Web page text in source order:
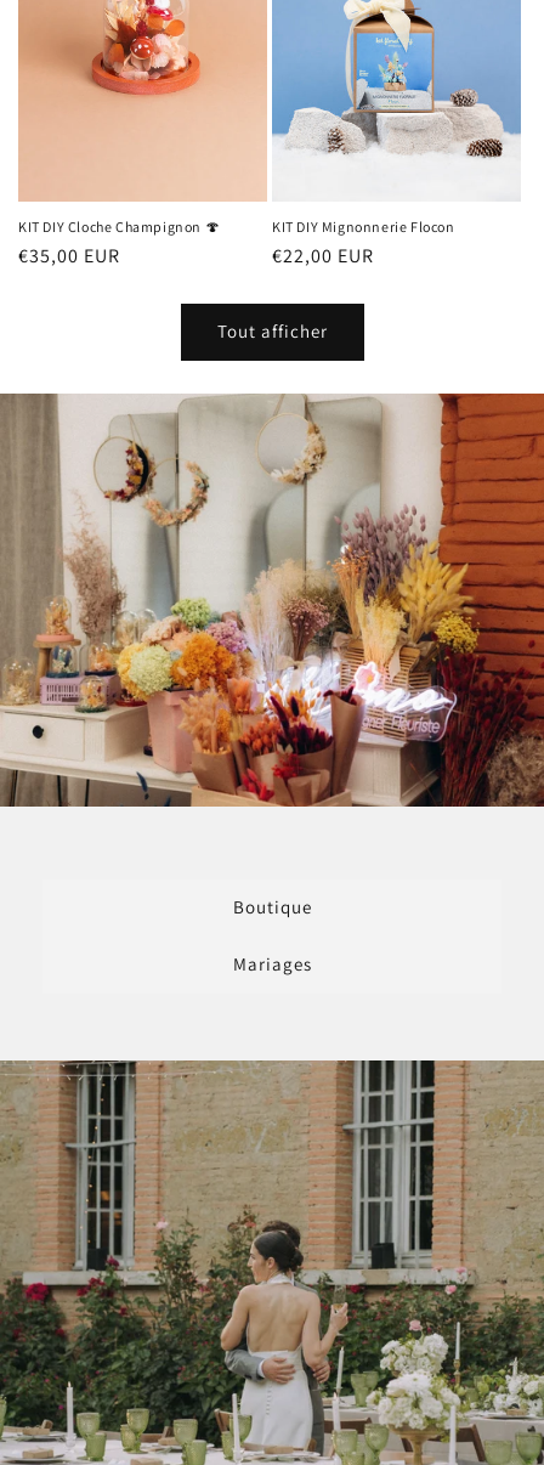
KIT DIY Cloche Champignon 🍄
Prix
€35,00 EUR
KIT DIY Mignonnerie Flocon
Prix
€22,00 EUR
Tout afficher
Boutique
Mariages